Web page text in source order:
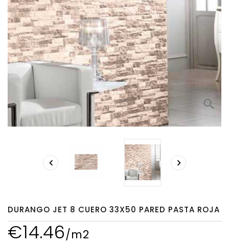
search
 
DURANGO JET 8 CUERO 33X50 PARED PASTA ROJA
€14.46/m2